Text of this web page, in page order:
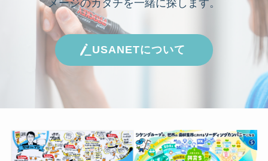
メージのカタチを一緒に探します。
USANETについて